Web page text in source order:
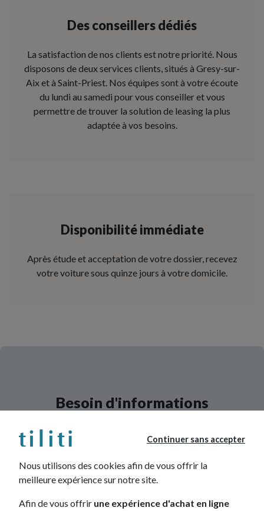
Continuer sans accepter
Nous utilisons des cookies afin de vous offrir la
meilleure expérience sur notre site.
Afin de vous offrir une expérience d'achat en ligne
Des conseillers dédiés
La satisfaction de nos clients est notre priorité. Nous
disposons de deux services clients, situés à Gresy-sur-
Aix et à Saint-Priest. Nos équipes sont à votre écoute
du lundi au samedi pour vous conseiller et vous
permettre de trouver la solution de leasing la plus
adaptée à vos besoins.
Disponibilité immédiate
Après étude et acceptation de votre dossier, recevez
votre voiture sous quinze jours à votre domicile.
Besoin d'informations
Un conseiller de notre équipe d'experts
IMMÉDIATEMENT